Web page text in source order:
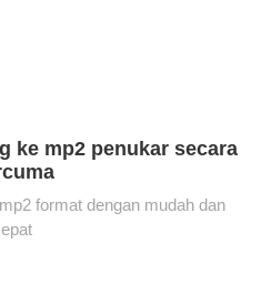
ke mp2 penukar secara
format dengan mudah dan